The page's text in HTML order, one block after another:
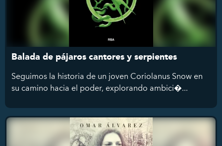
Balada de pájaros cantores y serpientes
Seguimos la historia de un joven Coriolanus Snow en
su camino hacia el poder, explorando ambici�...